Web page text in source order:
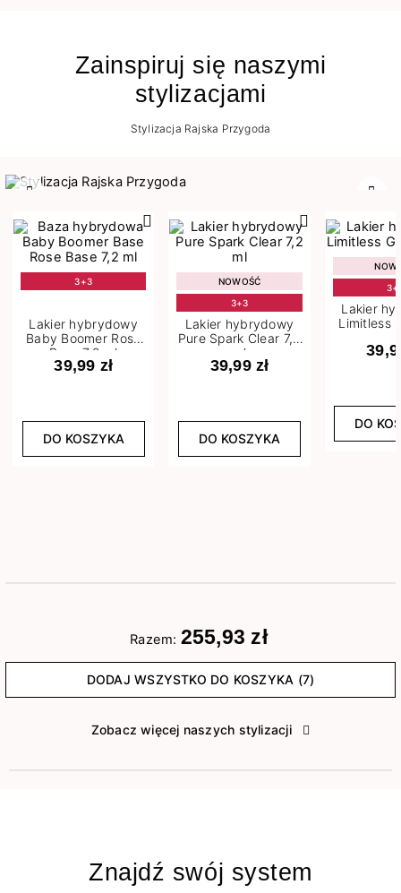
Zainspiruj się naszymi
stylizacjami
Stylizacja Rajska Przygoda
3+3
Lakier hybrydowy
Baby Boomer Rose
Base 7,2 ml
39,99 zł
DO KOSZYKA
NOWOŚĆ
3+3
Lakier hybrydowy
Pure Spark Clear 7,2
ml
39,99 zł
DO KOSZYKA
Lakier
Limitless
DO
Razem: 255,93 zł
DODAJ WSZYSTKO DO KOSZYKA (7)
Zobacz więcej naszych stylizacji
Znajdź swój system